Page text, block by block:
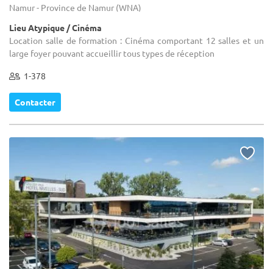
Namur - Province de Namur (WNA)
Lieu Atypique / Cinéma
Location salle de formation : Cinéma comportant 12 salles et un
large foyer pouvant accueillir tous types de réception
1-378
Contacter